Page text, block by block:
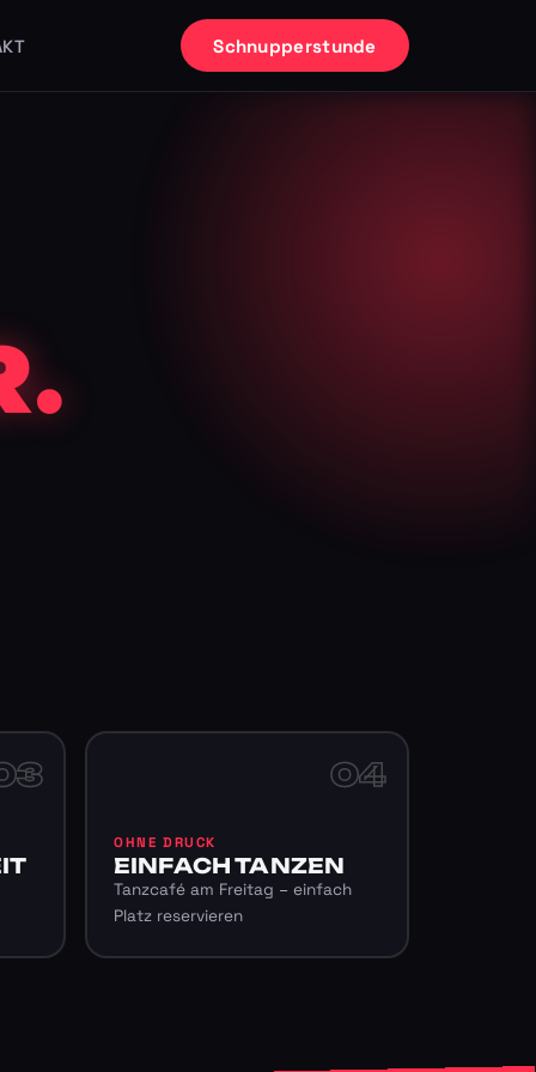
Schnupperstunde
04
OHNE DRUCK
EINFACH TANZEN
Tanzcafé am Freitag – einfach
Platz reservieren